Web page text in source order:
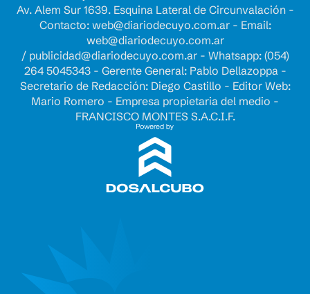
Av. Alem Sur 1639. Esquina Lateral de Circunvalación -
Contacto: web@diariodecuyo.com.ar- Email:
web@diariodecuyo.com.ar
/ publicidad@diariodecuyo.com.ar- Whatsapp: (054)
264 5045343 - Gerente General: Pablo Dellazoppa -
Secretario de Redacción: Diego Castillo - Editor Web:
Mario Romero - Empresa propietaria del medio -
FRANCISCO MONTES S.A.C.I.F.